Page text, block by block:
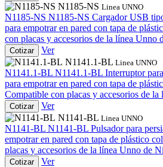
N1185-NS Linea UNNO
N1185-NS N1185-NS Cargador USB
para empotrar en pared con tapa de
con placas y accesorios de la línea Unno
Cotizar
Ver
N1141.1-BL Linea UNNO
N1141.1-BL N1141.1-BL Interruptor
para empotrar en pared con tapa de
Compatible con placas y accesorios de la
Cotizar
Ver
N1141-BL Linea UNNO
N1141-BL N1141-BL Pulsador para
empotrar en pared con tapa de plástico
placas y accesorios de la línea Unno de
Cotizar
Ver